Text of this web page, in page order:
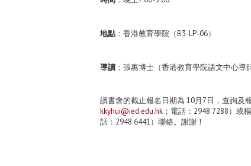
地點：香港教育學院（B3-LP-06）
導讀：張惠博士（香港教育學院語文中心導
讀書會的截止報名日期為 10月7日，查詢及
kkyhui@ied.edu.hk；電話：2948 7288）或
話：2948 6441）聯絡。謝謝！